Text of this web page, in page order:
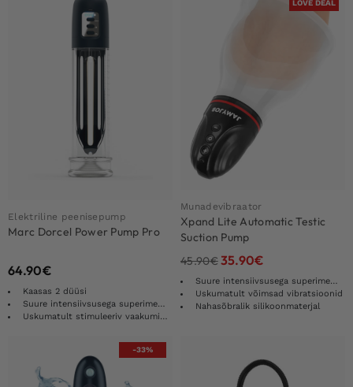
Elektriline peenisepump
Marc Dorcel Power Pump Pro
64.90€
Kaasas 2 düüsi
Suure intensiivsusega superimemine
Uskumatult stimuleeriv vaakumimemine
LOVE DEAL
Munadevibraator
Xpand Lite Automatic Testic
Suction Pump
45.90€35.90€
Suure intensiivsusega superimemine
Uskumatult võimsad vibratsioonid
Nahasõbralik silikoonmaterjal
-33%